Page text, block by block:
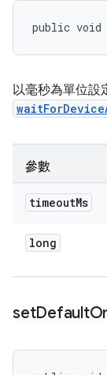
public void
以毫秒為單位設
參數
timeoutMs
long
setDefault